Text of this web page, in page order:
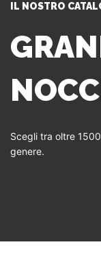
IL NOSTRO
Scegli tra oltre
genere.